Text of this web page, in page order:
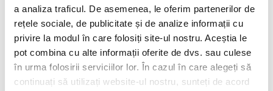
a analiza traficul. De asemenea, le oferim partenerilor de
rețele sociale, de publicitate și de analize informații cu
privire la modul în care folosiți site-ul nostru. Aceștia le
pot combina cu alte informații oferite de dvs. sau culese
în urma folosirii serviciilor lor. În cazul în care alegeți să
continuați să utilizați website-ul nostru, sunteți de acord
La BeanZ celebram diversitatea prin